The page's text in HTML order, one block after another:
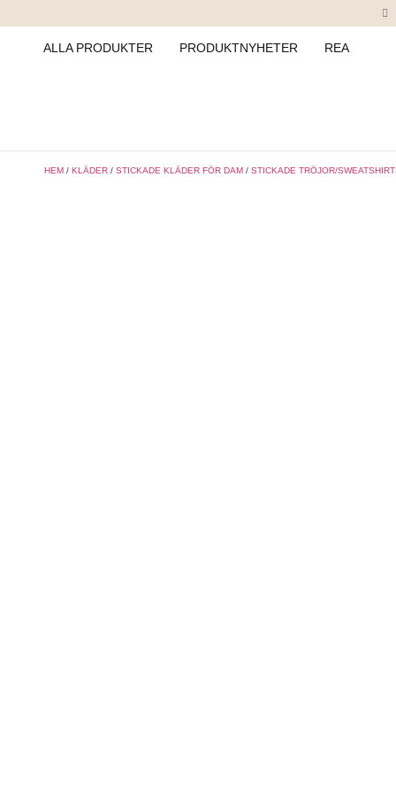
ALLA PRODUKTER PRODUKTNYHETER REA
HEM / KLÄDER / STICKADE KLÄDER FÖR DAM / STICKADE TRÖJOR/